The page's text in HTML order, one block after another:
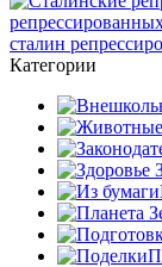
Категории